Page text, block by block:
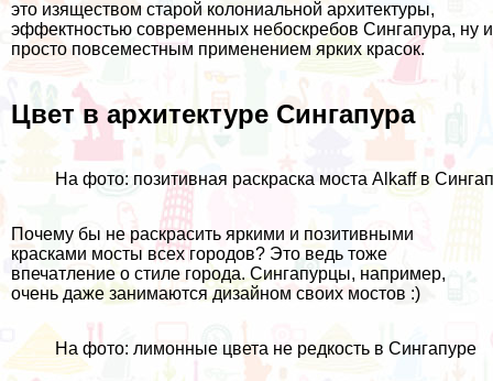
это изяществом старой колониальной архитектуры,
эффектностью современных небоскребов Сингапура, ну и
просто повсеместным применением ярких красок.
Цвет в архитектуре Сингапура
На фото: позитивная раскраска моста Alkaff в
Почему бы не раскрасить яркими и позитивными
красками мосты всех городов? Это ведь тоже
впечатление о стиле города. Сингапурцы, например,
очень даже занимаются дизайном своих мостов :)
На фото: лимонные цвета не редкость в Сингапуре